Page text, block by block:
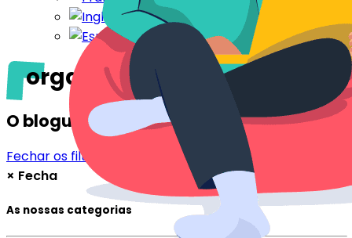
organização
O blogue
Fechar os filtros
× Fecha
As nossas categorias